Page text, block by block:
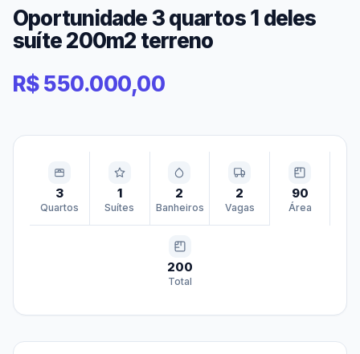
Oportunidade 3 quartos 1 deles
suíte 200m2 terreno
R$ 550.000,00
3
Quartos
1
Suítes
2
Banheiros
2
Vagas
90
Área
200
Total